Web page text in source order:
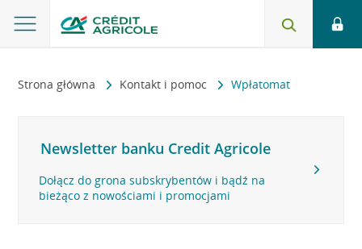
Strona główna Kontakt i pomoc Wpłatomat
Newsletter banku Credit Agricole
Dołącz do grona subskrybentów i bądź na
bieżąco z nowościami i promocjami